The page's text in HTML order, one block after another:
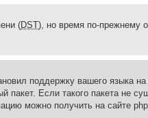
(DST), но время по-прежнему
поддержку вашего
Если такого пакета не
можно получить на сайте